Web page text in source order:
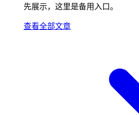
先展示，这里是备用入口。
查看全部文章